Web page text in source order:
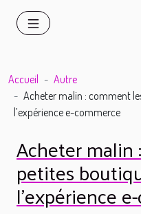
Accueil
Autre
Acheter malin : comment
l’expérience e-commerce
Acheter
petites
l’expérience